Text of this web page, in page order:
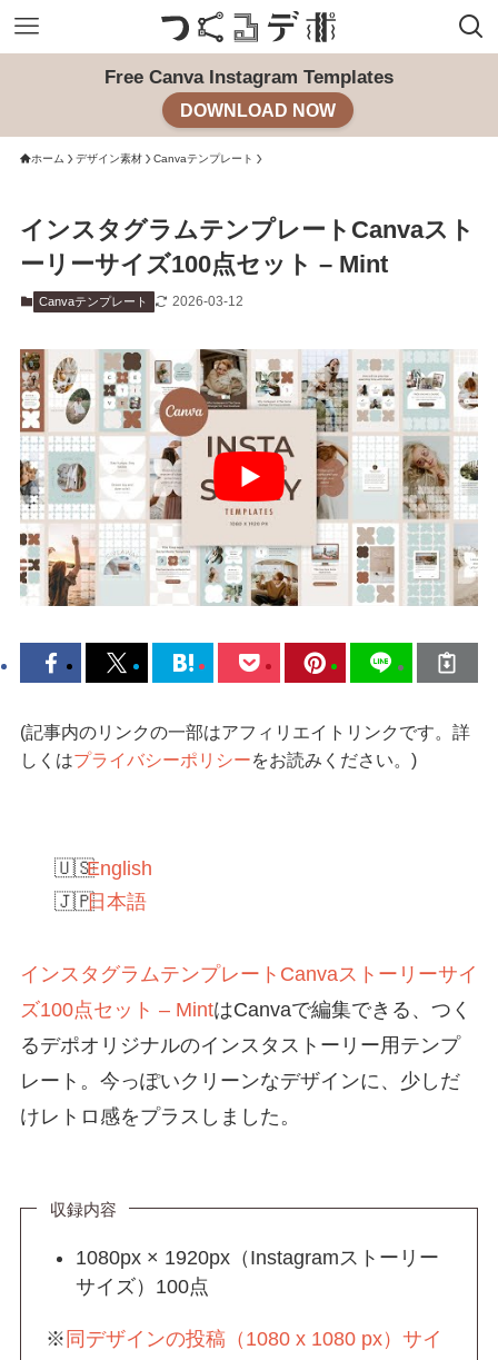
Free Canva Instagram Templates
DOWNLOAD NOW
ホーム デザイン素材 Canvaテンプレート
インスタグラムテンプレートCanvaスト
ーリーサイズ100点セット – Mint
Canvaテンプレート 2026-03-12
(記事内のリンクの一部はアフィリエイトリンクです。詳
しくはプライバシーポリシーをお読みください。)
English
日本語
インスタグラムテンプレートCanvaストーリーサイ
ズ100点セット – MintはCanvaで編集できる、つく
るデポオリジナルのインスタストーリー用テンプ
レート。今っぽいクリーンなデザインに、少しだ
けレトロ感をプラスしました。
収録内容
1080px × 1920px（Instagramストーリー
サイズ）100点
※ 同デザインの投稿（1080 x 1080 px）サイ